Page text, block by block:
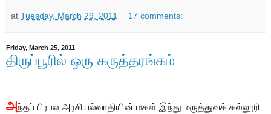
at Tuesday, March 29, 2011 17 comments:
Friday, March 25, 2011
திருப்பூரில் ஒரு கருத்தரங்கம்
அந்தப் பிரபல அரசியல்வாதியின் மகள் இந்து மருத்துவக் கல்லூரி